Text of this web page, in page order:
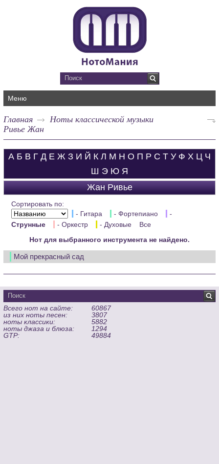
Меню
Главная
Ноты классической музыки
Ривье Жан
А Б В Г Д Е Ж З И Й К Л М Н О П Р С Т У Ф Х Ц Ч
Ш Э Ю Я
Жан Ривье
Сортировать по:
- Гитара
- Фортепиано
-
Струнные
- Оркестр - Духовые
Все
Нот для выбранного инструмента не найдено.
Мой прекрасный сад
Всего нот на сайте:
60867
из них ноты песен:
3807
ноты классики:
5882
ноты джаза и блюза:
1294
GTP:
49884